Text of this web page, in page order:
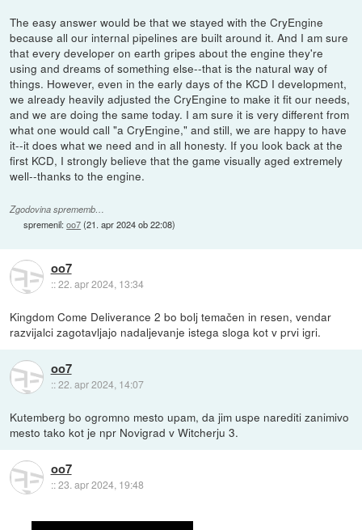
The easy answer would be that we stayed with the CryEngine
because all our internal pipelines are built around it. And I am sure
that every developer on earth gripes about the engine they're
using and dreams of something else--that is the natural way of
things. However, even in the early days of the KCD I development,
we already heavily adjusted the CryEngine to make it fit our needs,
and we are doing the same today. I am sure it is very different from
what one would call "a CryEngine," and still, we are happy to have
it--it does what we need and in all honesty. If you look back at the
first KCD, I strongly believe that the game visually aged extremely
well--thanks to the engine.
Zgodovina sprememb…
spremenil:oo7(21. apr 2024 ob 22:08)
oo7
::22. apr 2024, 13:34
Kingdom Come Deliverance 2 bo bolj temačen in resen, vendar
razvijalci zagotavljajo nadaljevanje istega sloga kot v prvi igri.
oo7
::22. apr 2024, 14:07
Kutemberg bo ogromno mesto upam, da jim uspe narediti zanimivo
mesto tako kot je npr Novigrad v Witcherju 3.
oo7
::23. apr 2024, 19:48